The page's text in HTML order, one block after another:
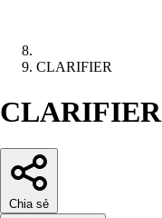
CLARIFIER
CLARIFIER
Chia sẻ